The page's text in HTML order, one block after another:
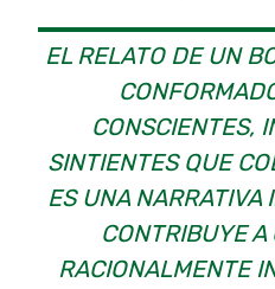
EL RELATO DE UN
CONSCIENTES,
SINTIENTES QUE
ES UNA NARRATIVA
CONTRIBUYE A
RACIONALMENTE